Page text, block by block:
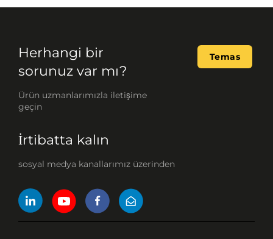
Herhangi bir
sorunuz var mı?
Ürün uzmanlarımızla iletişime
geçin
Temas
İrtibatta kalın
sosyal medya kanallarımız üzerinden